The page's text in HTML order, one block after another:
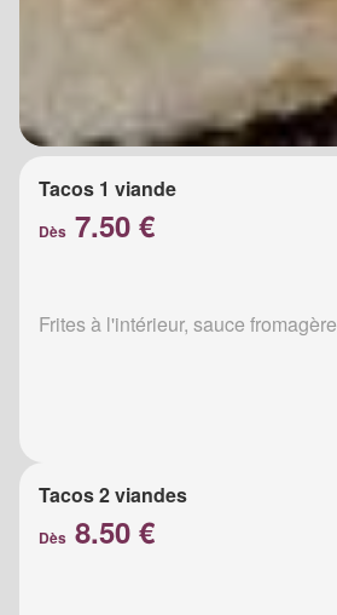
Tacos 1 viande
Dès 7.50 €
Frites à l'intérieur, sauce fromagère
Tacos 2 viandes
Dès 8.50 €